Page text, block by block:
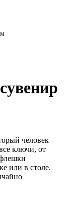
человек
ключи, от
или в столе.